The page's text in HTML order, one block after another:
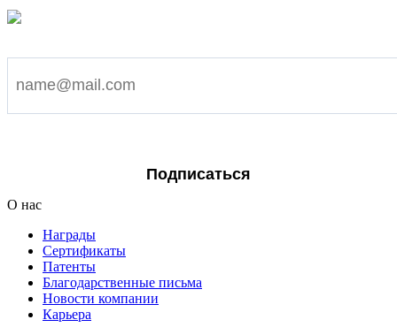
Подписаться
О нас
Награды
Сертификаты
Патенты
Благодарственные письма
Новости компании
Карьера